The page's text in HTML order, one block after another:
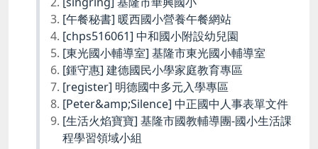
[午餐秘書] 暖西國小營養午餐網站
[chps516061] 中和國小附設幼兒園
[東光國小輔導室] 基隆市東光國小輔導室
[鍾守惠] 建德國民小學家庭教育專區
[register] 明德國中多元入學專區
[Peter&amp;Silence] 中正國中人事表單文件
[生活火焰寶寶] 基隆市國教輔導團-國小生活課
程學習領域小組